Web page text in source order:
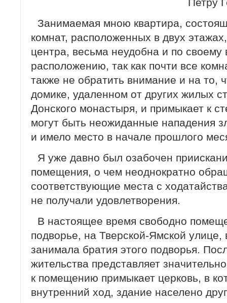
Занимаемая мною квартира,
комнат, расположенных в двух
центра, весьма неудобна и по своему
расположению, так как почти все
также не обратить внимание и на то,
домике, удаленном от других жилых
Донского монастыря, и примыкает к
могут быть неожиданные нападения
и имело место в начале прошлого
Я уже давно был озабочен
помещения, о чем неоднократно
соответствующие места с
не получали удовлетворения.
В настоящее время свободно
подворье, на Тверской-Ямской улице,
занимала братия этого подворья.
жительства представляет
к помещению примыкает церковь, в
внутренний ход, здание населено